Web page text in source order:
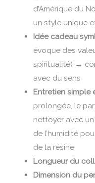
d’Amérique du
un style unique
Idée cadeau
évoque des
spiritualité) →
avec du sens
Entretien simple
prolongée, le
nettoyer avec
de l’humidité
de la résine
Longueur du
Dimension du